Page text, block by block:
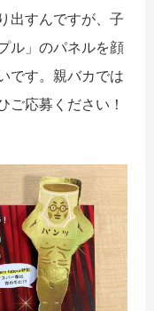
出すんですが、子
ル」のパネルを顔
です。親バカでは
ご応募ください！